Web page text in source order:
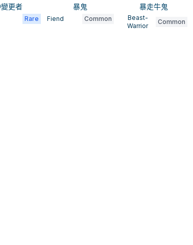
更者
Rare
暴鬼
Fiend Common
暴走牛鬼
Beast-
Warrior
Common